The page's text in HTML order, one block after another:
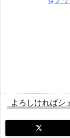
よろしければシ